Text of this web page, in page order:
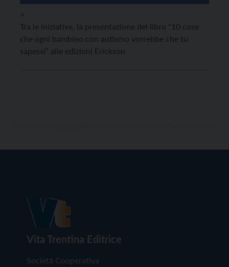
>
Tra le iniziative, la presentazione del libro "10 cose
che ogni bambino con autismo vorrebbe che tu
sapessi” alle edizioni Erickson
Vita Trentina Editrice
Società Cooperativa